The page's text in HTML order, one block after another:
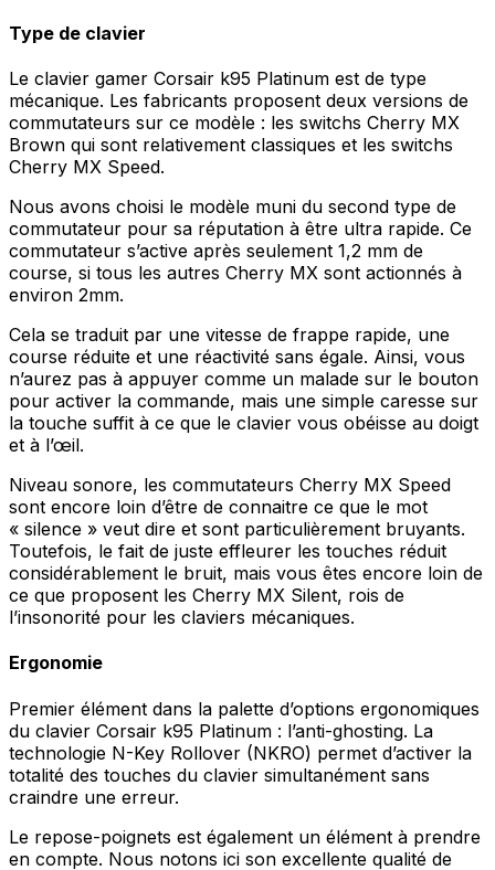
Type de clavier
Le clavier gamer Corsair k95 Platinum est de type
mécanique. Les fabricants proposent deux versions de
commutateurs sur ce modèle : les switchs Cherry MX
Brown qui sont relativement classiques et les switchs
Cherry MX Speed.
Nous avons choisi le modèle muni du second type de
commutateur pour sa réputation à être ultra rapide. Ce
commutateur s’active après seulement 1,2 mm de
course, si tous les autres Cherry MX sont actionnés à
environ 2mm.
Cela se traduit par une vitesse de frappe rapide, une
course réduite et une réactivité sans égale. Ainsi, vous
n’aurez pas à appuyer comme un malade sur le bouton
pour activer la commande, mais une simple caresse sur
la touche suffit à ce que le clavier vous obéisse au doigt
et à l’œil.
Niveau sonore, les commutateurs Cherry MX Speed
sont encore loin d’être de connaitre ce que le mot
« silence » veut dire et sont particulièrement bruyants.
Toutefois, le fait de juste effleurer les touches réduit
considérablement le bruit, mais vous êtes encore loin de
ce que proposent les Cherry MX Silent, rois de
l’insonorité pour les claviers mécaniques.
Ergonomie
Premier élément dans la palette d’options ergonomiques
du clavier Corsair k95 Platinum : l’anti-ghosting. La
technologie N-Key Rollover (NKRO) permet d’activer la
totalité des touches du clavier simultanément sans
craindre une erreur.
Le repose-poignets est également un élément à prendre
en compte. Nous notons ici son excellente qualité de